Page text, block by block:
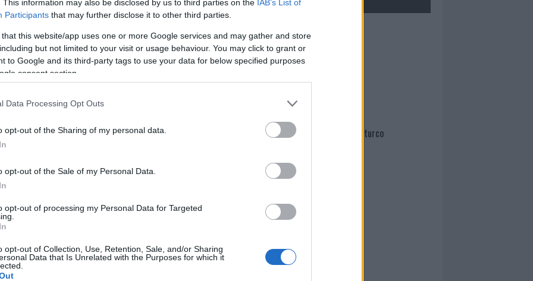
This information may also be disclosed by us to third parties on the IAB’s List of
Participants that may further disclose it to other third parties.
that this website/app uses one or more Google services and may gather and store
but not limited to your visit or usage behaviour. You may click to grant or
to Google and its third-party tags to use your data for below specified purposes
consent section.
Data Processing Opt Outs
opt-out of the Sharing of my personal data.
opt-out of the Sale of my Personal Data.
opt-out of processing my Personal Data for Targeted
opt-out of Collection, Use, Retention, Sale, and/or Sharing
Data that Is Unrelated with the Purposes for which it
a terra e noi dovremo essere pronti a trovare
generale della squadra: “Nelle ultime gare è
– afferma – i risultati, evidentemente,
nel palleggio. Inoltre illungo lavoro
inizia a dare i suoi frutti.
squadra equilibrata e capace di offrire una
illuderci, il nostro sarà un cammino
impreparati quando arriveranno altri
ha avuto tanto anche dai suoi
piglio da veterani
– spesso giocano in tre o quattro
che devono conquistarsi minutaggio a
Sia chi parte dal primo minuto che chi
Mario Malu
Paolo Pinna
Martina Agostina Diturco